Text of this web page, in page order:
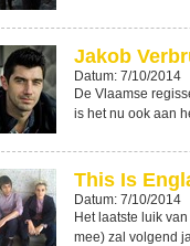
Jakob
Datum: 7/10/2014
De Vlaamse
is het nu ook aan
This Is
Datum: 7/10/2014
Het laatste luik
mee) zal volgend